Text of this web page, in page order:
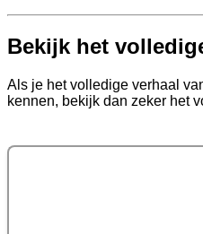
Bekijk het
Als je het volledige verhaal
kennen, bekijk dan zeker het